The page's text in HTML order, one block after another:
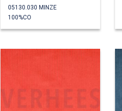
05130.030 MINZE
100%CO